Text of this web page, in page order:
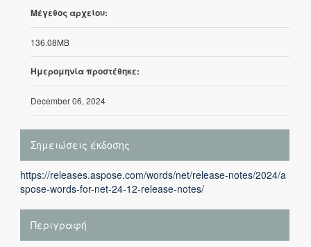
Μέγεθος αρχείου:
136.08MB
Ημερομηνία προστέθηκε:
December 06, 2024
Σημειώσεις έκδοσης
https://releases.aspose.com/words/net/release-notes/2024/a
spose-words-for-net-24-12-release-notes/
Περιγραφή